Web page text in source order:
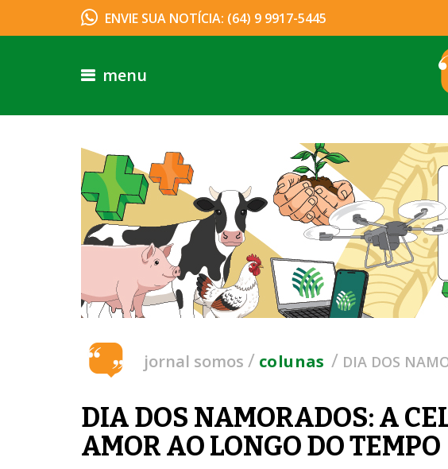
ENVIE SUA NOTÍCIA: (64) 9 9917-5445
menu
jornal somos / colunas / DIA DOS
DIA DOS NAMORADOS: A
AMOR AO LONGO DO TEMPO